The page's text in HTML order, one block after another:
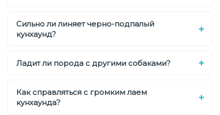
Сильно ли линяет черно-подпалый
кунхаунд?
Ладит ли порода с другими собаками?
Как справляться с громким лаем
кунхаунда?